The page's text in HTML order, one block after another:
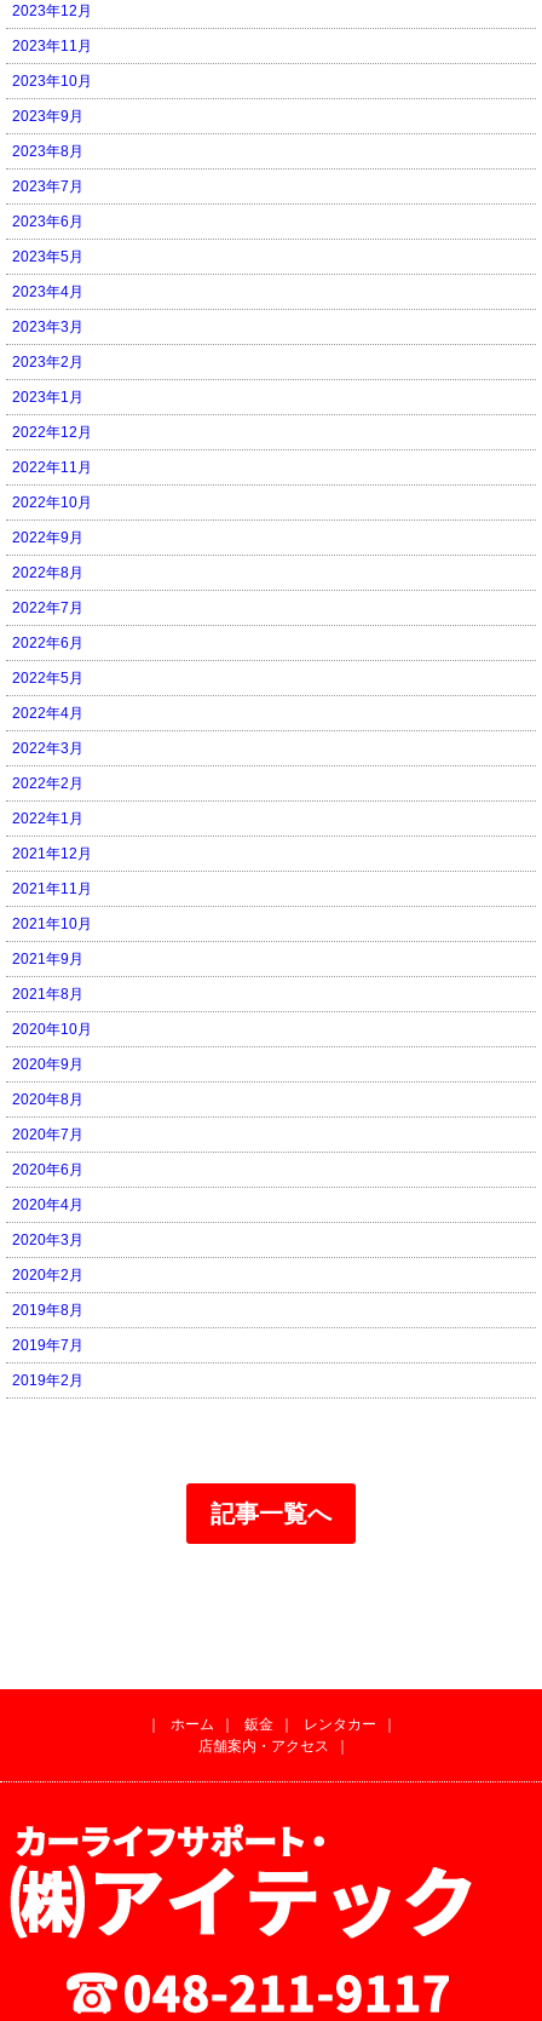
2023年12月
2023年11月
2023年10月
2023年9月
2023年8月
2023年7月
2023年6月
2023年5月
2023年4月
2023年3月
2023年2月
2023年1月
2022年12月
2022年11月
2022年10月
2022年9月
2022年8月
2022年7月
2022年6月
2022年5月
2022年4月
2022年3月
2022年2月
2022年1月
2021年12月
2021年11月
2021年10月
2021年9月
2021年8月
2020年10月
2020年9月
2020年8月
2020年7月
2020年6月
2020年4月
2020年3月
2020年2月
2019年8月
2019年7月
2019年2月
記事一覧へ
｜ ホーム ｜ 鈑金 ｜ レンタカー
｜
店舗案内・アクセス
｜